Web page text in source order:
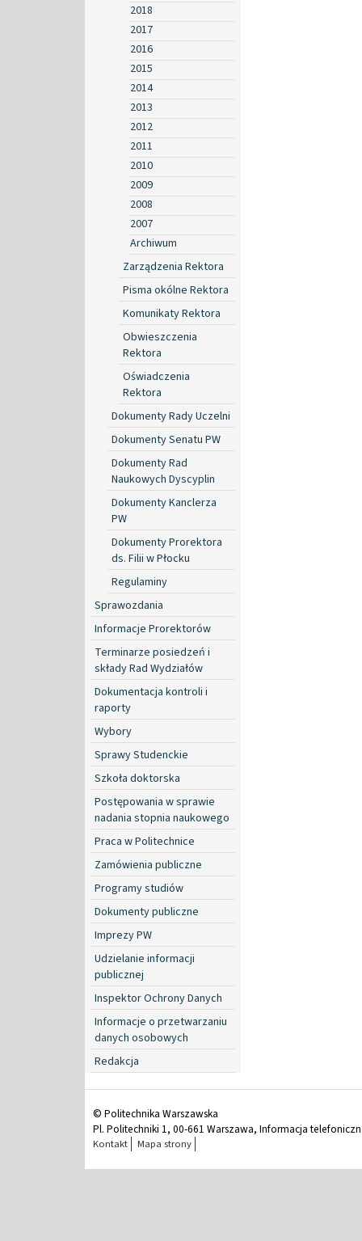
2018
2017
2016
2015
2014
2013
2012
2011
2010
2009
2008
2007
Archiwum
Zarządzenia Rektora
Pisma okólne Rektora
Komunikaty Rektora
Obwieszczenia
Rektora
Oświadczenia
Rektora
Dokumenty Rady Uczelni
Dokumenty Senatu PW
Dokumenty Rad
Naukowych Dyscyplin
Dokumenty Kanclerza
PW
Dokumenty Prorektora
ds. Filii w Płocku
Regulaminy
Sprawozdania
Informacje Prorektorów
Terminarze posiedzeń i
składy Rad Wydziałów
Dokumentacja kontroli i
raporty
Wybory
Sprawy Studenckie
Szkoła doktorska
Postępowania w sprawie
nadania stopnia naukowego
Praca w Politechnice
Zamówienia publiczne
Programy studiów
Dokumenty publiczne
Imprezy PW
Udzielanie informacji
publicznej
Inspektor Ochrony Danych
Informacje o przetwarzaniu
danych osobowych
Redakcja
© Politechnika Warszawska
Pl. Politechniki 1, 00-661 Warszawa, Informacja
Kontakt Mapa strony